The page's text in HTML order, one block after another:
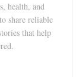
health, and
share reliable
that help